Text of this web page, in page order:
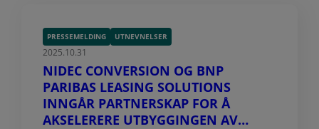
PRESSEMELDING UTNEVNELSER
2025.10.31
NIDEC CONVERSION OG BNP
PARIBAS LEASING SOLUTIONS
INNGÅR PARTNERSKAP FOR Å
AKSELERERE UTBYGGINGEN AV